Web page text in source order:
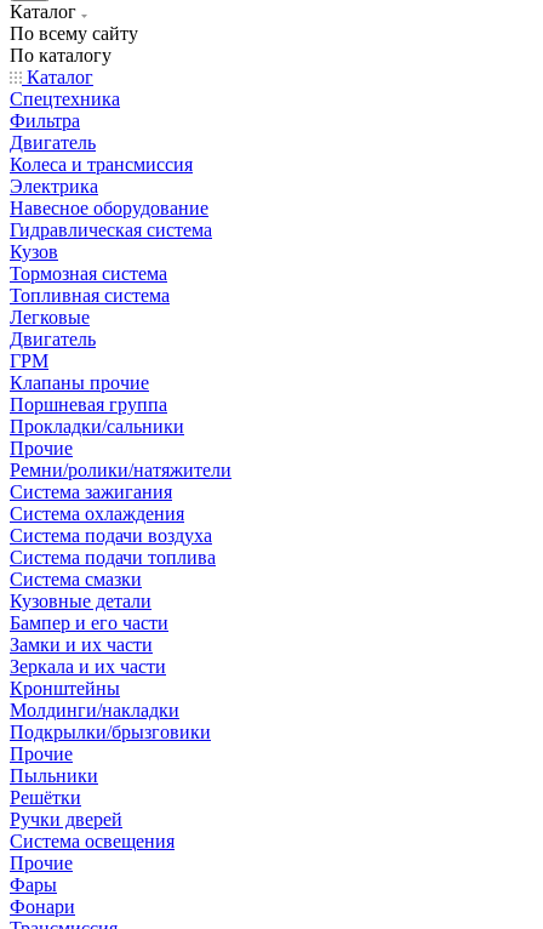
Каталог
По всему сайту
По каталогу
Каталог
Спецтехника
Фильтра
Двигатель
Колеса и трансмиссия
Электрика
Навесное оборудование
Гидравлическая система
Кузов
Тормозная система
Топливная система
Легковые
Двигатель
ГРМ
Клапаны прочие
Поршневая группа
Прокладки/сальники
Прочие
Ремни/ролики/натяжители
Система зажигания
Система охлаждения
Система подачи воздуха
Система подачи топлива
Система смазки
Кузовные детали
Бампер и его части
Замки и их части
Зеркала и их части
Кронштейны
Молдинги/накладки
Подкрылки/брызговики
Прочие
Пыльники
Решётки
Ручки дверей
Система освещения
Прочие
Фары
Фонари